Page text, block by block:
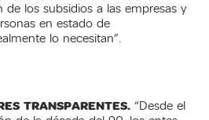
de los subsidios a las empresas y
en estado de
lo necesitan”.
TRANSPARENTES. “Desde el